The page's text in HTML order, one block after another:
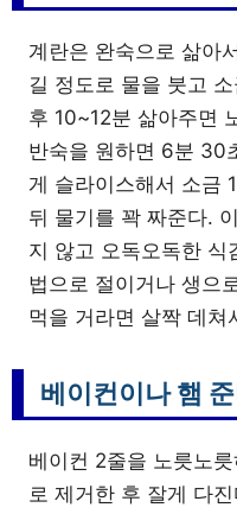
계란은 완숙으로 삶아
길 정도로 물을 붓고
후 10~12분 삶아주면
반숙을 원하면 6분 30
게 슬라이스해서 소금
뒤 물기를 꽉 짜준다.
지 않고 오독오독한 식
법으로 절이거나 생으
먹을 거라면 살짝 데쳐
베이컨이나 햄
베이컨 2줄을 노릇노
로 제거한 후 잘게 다